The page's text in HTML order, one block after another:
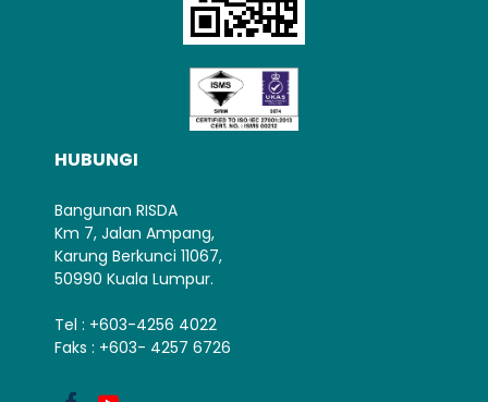
HUBUNGI
Bangunan RISDA
Km 7, Jalan Ampang,
Karung Berkunci 11067,
50990 Kuala Lumpur.
Tel : +603-4256 4022
Faks : +603- 4257 6726